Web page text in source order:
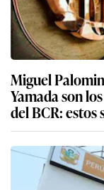
Miguel
Yamada son
del BCR: estos